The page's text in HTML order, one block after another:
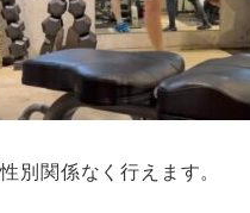
別関係なく行えます。